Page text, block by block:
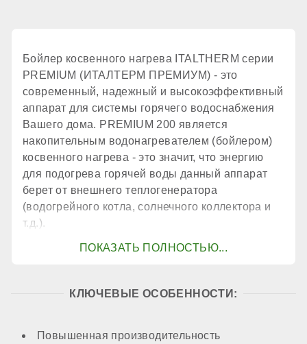
эмалированная сталь
Материал теплообменника
эмалированная сталь
Контур рециркуляции
Бойлер косвенного нагрева ITALTHERM серии
PREMIUM (ИТАЛТЕРМ ПРЕМИУМ) - это
современный, надежный и высокоэффективный
аппарат для системы горячего водоснабжения
Вашего дома. PREMIUM 200 является
накопительным водонагревателем (бойлером)
косвенного нагрева - это значит, что энергию
для подогрева горячей воды данный аппарат
берет от внешнего теплогенератора
(водогрейного котла, солнечного коллектора и
т.д.).
КЛЮЧЕВЫЕ ОСОБЕННОСТИ:
Повышенная производительность